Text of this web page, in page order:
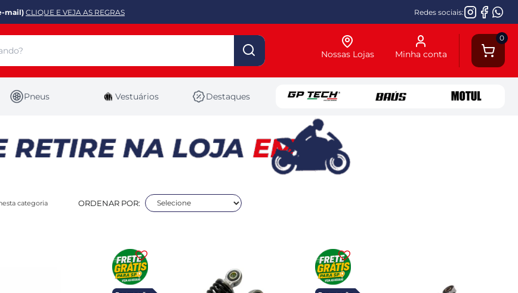
mail) CLIQUE E VEJA AS REGRAS Redes sociais:
0
Minha conta
Nossas Lojas
Pneus Vestuários Destaques
categoria ORDENAR POR: